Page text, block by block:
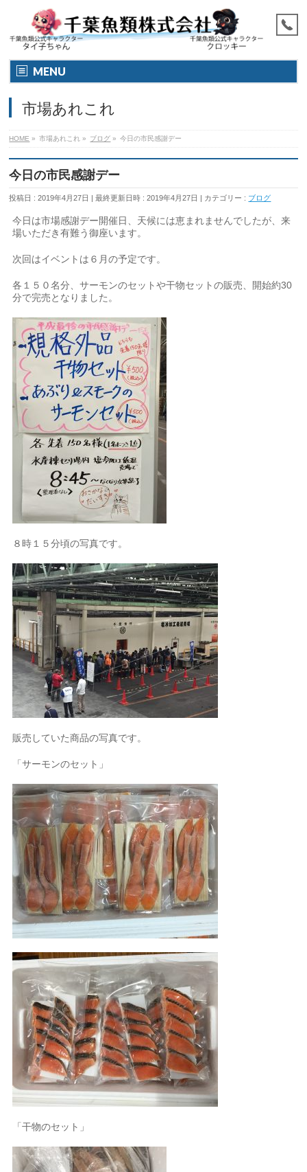
MENU
市場あれこれ
HOME » 市場あれこれ » ブログ » 今日の市民感謝デー
今日の市民感謝デー
投稿日 : 2019年4月27日 最終更新日時 : 2019年4月27日 カテゴリー : ブログ
今日は市場感謝デー開催日、天候には恵まれませんでしたが、来
場いただき有難う御座います。
次回はイベントは６月の予定です。
各１５０名分、サーモンのセットや干物セットの販売、開始約30
分で完売となりました。
８時１５分頃の写真です。
販売していた商品の写真です。
「サーモンのセット」
「干物のセット」